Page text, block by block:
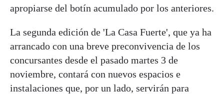
apropiarse del botín acumulado por los anteriores.
La segunda edición de 'La Casa Fuerte', que ya ha
arrancado con una breve preconvivencia de los
concursantes desde el pasado martes 3 de
noviembre, contará con nuevos espacios e
instalaciones que, por un lado, servirán para